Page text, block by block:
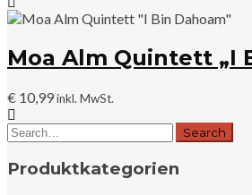
Moa Alm Quintett „I
€ 10,99inkl. MwSt.
Produktkategorien